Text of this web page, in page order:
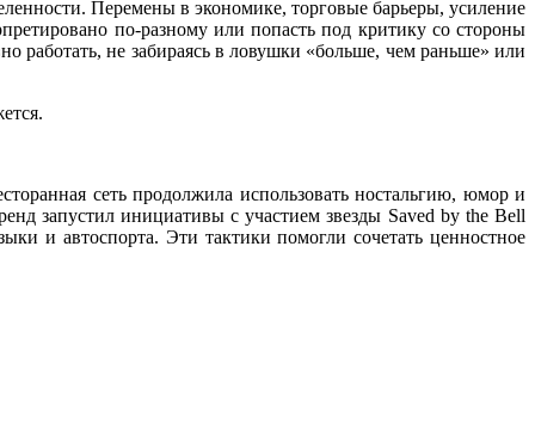
Перемены в экономике, торговые барьеры, усиление
по-разному или попасть под критику со стороны
работать, не забираясь в ловушки «больше, чем раньше» или
сеть продолжила использовать ностальгию, юмор и
запустил инициативы с участием звезды Saved by the Bell
и автоспорта. Эти тактики помогли сочетать ценностное